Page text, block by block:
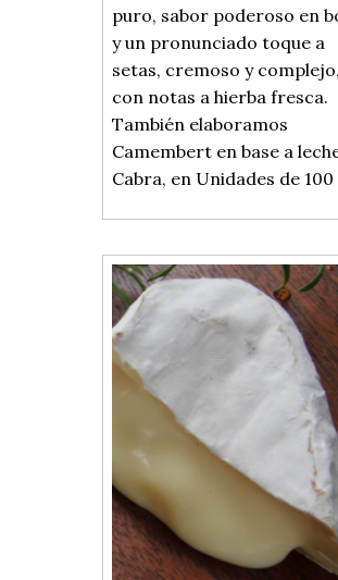
puro, sabor poderoso en
y un pronunciado toque a
setas, cremoso y complejo,
con notas a hierba fresca.
También elaboramos
Camembert en base a
Cabra, en Unidades de
DON SANTIAGO
CAPILLA DEL SEÑOR
COTAHUA
QUESOS ESPECIALES
QUESOS ITALIANOS
QUESOS FRANCESES
QUESOS + SALUDABLES
QUESOS DUROS